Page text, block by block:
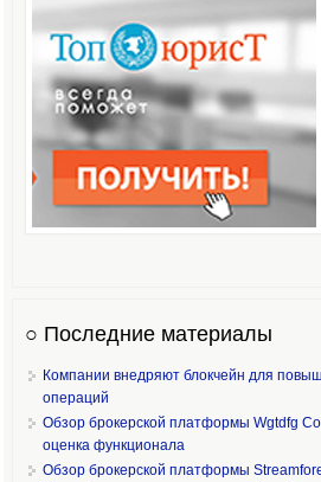
○ Последние материалы
Компании внедряют блокчейн для
операций
Обзор брокерской платформы Wgtdfg
оценка функционала
Обзор брокерской платформы